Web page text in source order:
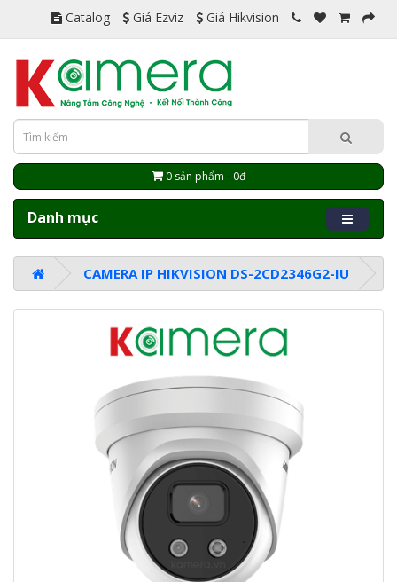
Catalog Giá Ezviz Giá Hikvision
0 sản phẩm - 0đ
Danh mục
CAMERA IP HIKVISION DS-2CD2346G2-IU